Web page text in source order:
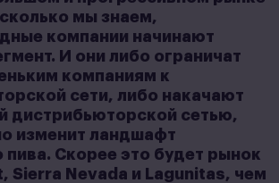
мы знаем,
компании начинают
И они либо ограничат
компаниям к
сети, либо накачают
дистрибьюторской сетью,
изменит ландшафт
пива. Скорее это будет рынок
Sierra Nevada и Lagunitas, чем